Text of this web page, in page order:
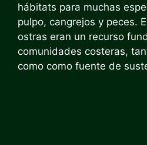
hábitats para muchas
pulpo, cangrejos y peces.
ostras eran un recurso
comunidades costeras,
como como fuente de